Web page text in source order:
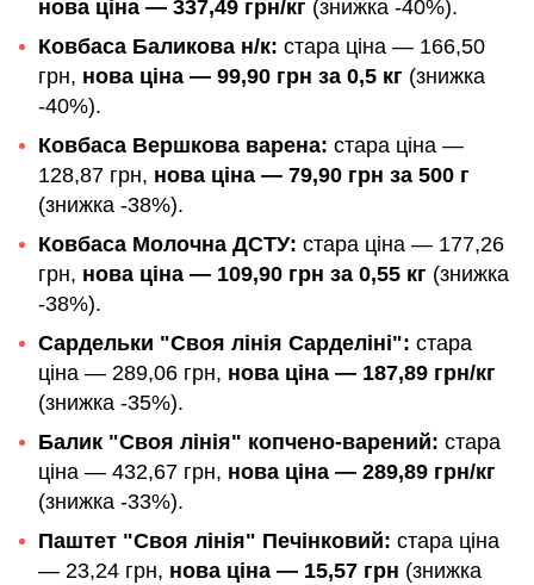
нова ціна — 337,49 грн/кг (знижка -40%).
Ковбаса Баликова н/к: стара ціна — 166,50
грн, нова ціна — 99,90 грн за 0,5 кг (знижка
-40%).
Ковбаса Вершкова варена: стара ціна —
128,87 грн, нова ціна — 79,90 грн за 500 г
(знижка -38%).
Ковбаса Молочна ДСТУ: стара ціна — 177,26
грн, нова ціна — 109,90 грн за 0,55 кг (знижка
-38%).
Сардельки "Своя лінія Сарделіні": стара
ціна — 289,06 грн, нова ціна — 187,89 грн/кг
(знижка -35%).
Балик "Своя лінія" копчено-варений: стара
ціна — 432,67 грн, нова ціна — 289,89 грн/кг
(знижка -33%).
Паштет "Своя лінія" Печінковий: стара ціна
— 23,24 грн, нова ціна — 15,57 грн (знижка